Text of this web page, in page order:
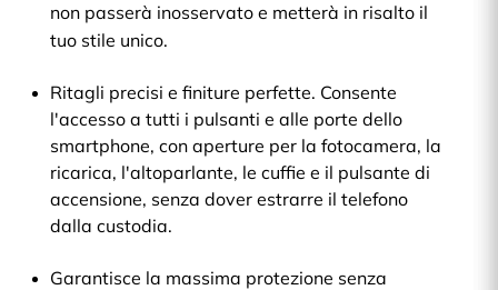
non passerà inosservato e metterà in risalto il
tuo stile unico.
Ritagli precisi e finiture perfette. Consente
l'accesso a tutti i pulsanti e alle porte dello
smartphone, con aperture per la fotocamera, la
ricarica, l'altoparlante, le cuffie e il pulsante di
accensione, senza dover estrarre il telefono
dalla custodia.
Garantisce la massima protezione senza